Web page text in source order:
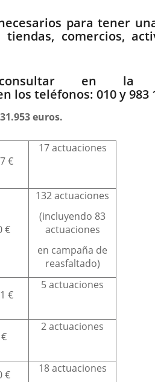
para tener
comercios,
en la
los teléfonos: 010 y 983
euros.
€
17 actuaciones
€
132 actuaciones
(incluyendo 83
actuaciones
en campaña de
reasfaltado)
€
5 actuaciones
2 actuaciones
€ 18 actuaciones